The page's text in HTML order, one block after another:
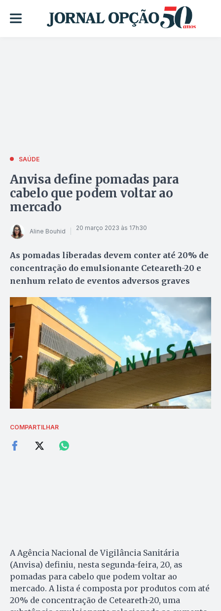
SAÚDE
Anvisa define pomadas para
cabelo que podem voltar ao
mercado
Aline Bouhid 20 março 2023 às 17h30
As pomadas liberadas devem conter até 20% de
concentração do emulsionante Ceteareth-20 e
nenhum relato de eventos adversos graves
COMPARTILHAR
A Agência Nacional de Vigilância Sanitária
(Anvisa) definiu, nesta segunda-feira, 20, as
pomadas para cabelo que podem voltar ao
mercado. A lista é composta por produtos com até
20% de concentração de Ceteareth-20, uma